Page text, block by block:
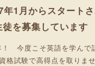
1月からスタート
徒を募集しています
今度こそ英語を学んで
格試験で高得点を取りま